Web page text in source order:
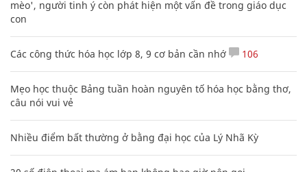
mèo', người tinh ý còn phát hiện một vấn đề trong giáo dục
con
Các công thức hóa học lớp 8, 9 cơ bản cần nhớ 106
Mẹo học thuộc Bảng tuần hoàn nguyên tố hóa học bằng thơ,
câu nói vui vẻ
Nhiều điểm bất thường ở bằng đại học của Lý Nhã Kỳ